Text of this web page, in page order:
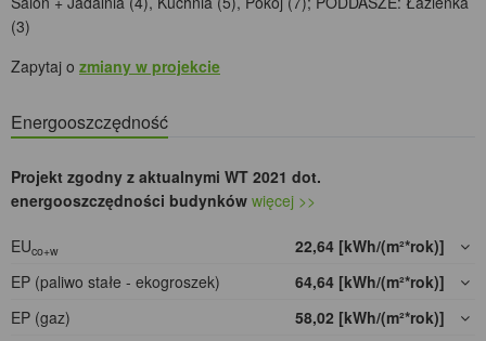
(3)
Zapytaj o zmiany w projekcie
Energooszczędność
Projekt zgodny z aktualnymi WT 2021 dot.
energooszczędności budynków więcej >>
EUco+w
22,64 [kWh/(m²*rok)]
EP (paliwo stałe - ekogroszek)
64,64 [kWh/(m²*rok)]
EP (gaz)
58,02 [kWh/(m²*rok)]